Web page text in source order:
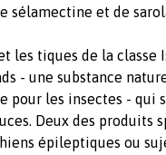
sélamectine et de
les tiques de la classe
- une substance
pour les insectes - qui
Deux des produits
épileptiques ou